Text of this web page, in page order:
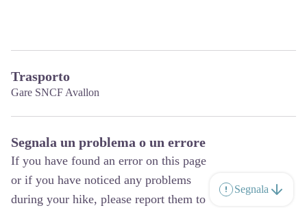
Trasporto
Gare SNCF Avallon
Segnala un problema o un errore
If you have found an error on this page
or if you have noticed any problems
during your hike, please report them to
Segnala